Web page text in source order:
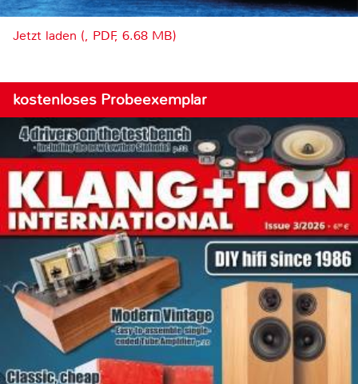
Jetzt laden (, PDF, 6.68 MB)
kostenloses Probeexemplar